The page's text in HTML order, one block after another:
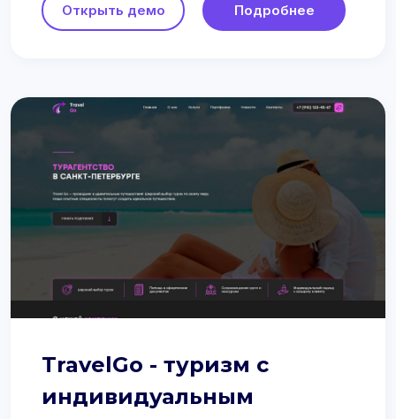
Открыть демо Подробнее
TravelGo - туризм с
индивидуальным